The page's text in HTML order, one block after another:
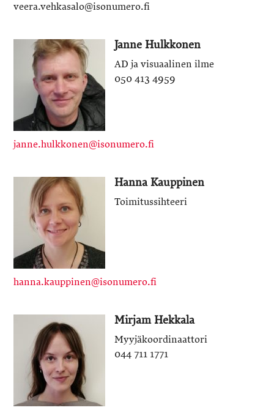
veera.vehkasalo@isonumero.fi
Janne Hulkkonen
AD ja visuaalinen ilme
050 413 4959
janne.hulkkonen@isonumero.fi
Hanna Kauppinen
Toimitussihteeri
hanna.kauppinen@isonumero.fi
Mirjam Hekkala
Myyjäkoordinaattori
044 711 1771